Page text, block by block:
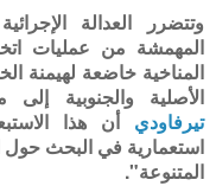
وتتضرر العدالة
المهمشة من عمليات
المناخية خاضعة لهيمنة
الأصلية والجنوبية
تيرفاودي أن هذا
استعمارية في البحث حول
المتنوعة".